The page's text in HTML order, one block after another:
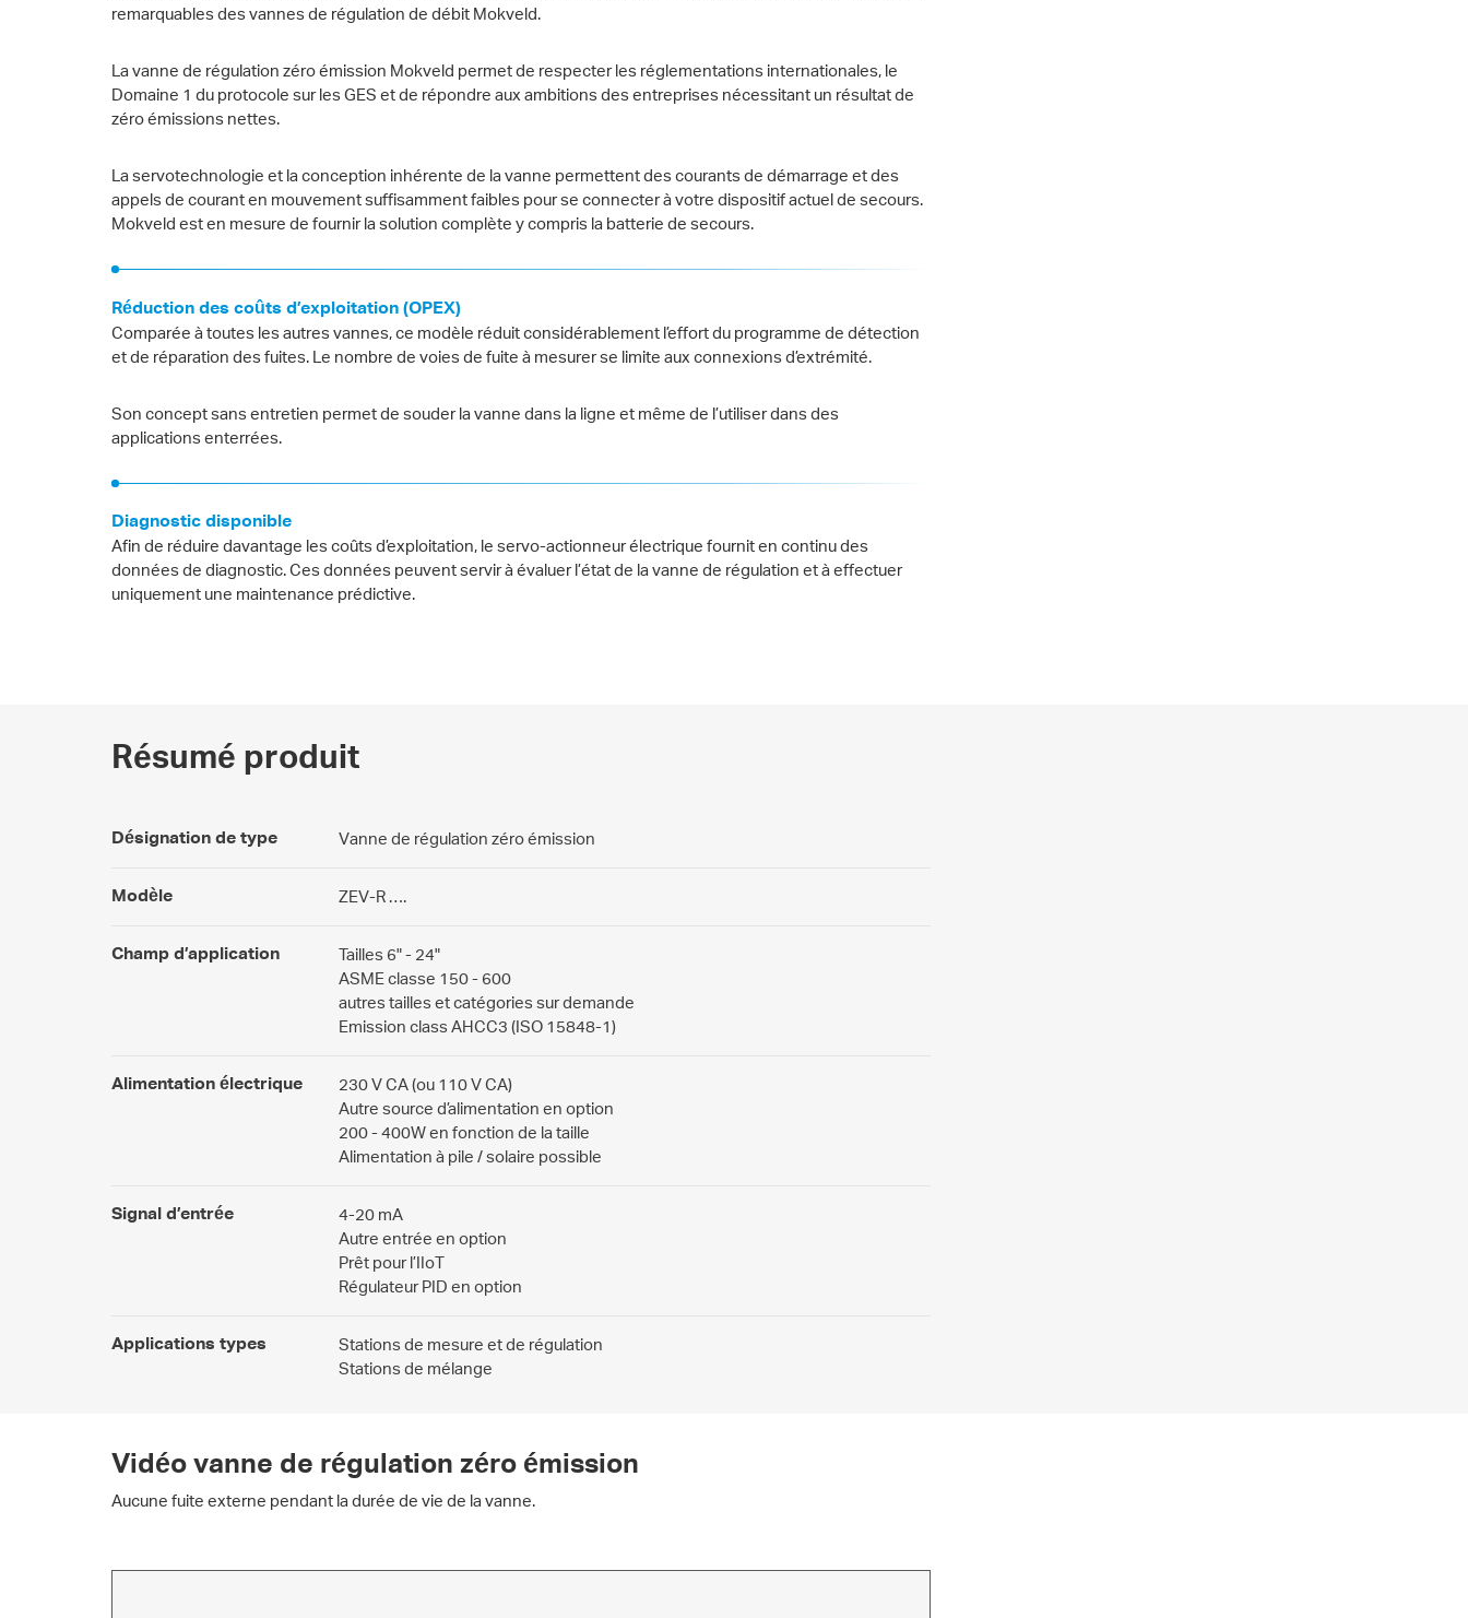
remarquables des vannes de régulation de débit Mokveld.
La vanne de régulation zéro émission Mokveld permet de respecter les réglementations internationales, le
Domaine 1 du protocole sur les GES et de répondre aux ambitions des entreprises nécessitant un résultat de
zéro émissions nettes.
La servotechnologie et la conception inhérente de la vanne permettent des courants de démarrage et des
appels de courant en mouvement suffisamment faibles pour se connecter à votre dispositif actuel de secours.
Mokveld est en mesure de fournir la solution complète y compris la batterie de secours.
Réduction des coûts d’exploitation (OPEX)
Comparée à toutes les autres vannes, ce modèle réduit considérablement l’effort du programme de détection
et de réparation des fuites. Le nombre de voies de fuite à mesurer se limite aux connexions d’extrémité.
Son concept sans entretien permet de souder la vanne dans la ligne et même de l’utiliser dans des
applications enterrées.
Diagnostic disponible
Afin de réduire davantage les coûts d’exploitation, le servo-actionneur électrique fournit en continu des
données de diagnostic. Ces données peuvent servir à évaluer l’état de la vanne de régulation et à effectuer
uniquement une maintenance prédictive.
Résumé produit
Désignation de type Vanne de régulation zéro émission
Modèle ZEV-R ….
Champ d’application
Tailles 6" - 24"
ASME classe 150 - 600
autres tailles et catégories sur demande
Emission class AHCC3 (ISO 15848-1)
Alimentation électrique
230 V CA (ou 110 V CA)
Autre source d’alimentation en option
200 - 400W en fonction de la taille
Alimentation à pile / solaire possible
Signal d’entrée
4-20 mA
Autre entrée en option
Prêt pour l’IIoT
Régulateur PID en option
Applications types
Stations de mesure et de régulation
Stations de mélange
Vidéo vanne de régulation zéro émission
Aucune fuite externe pendant la durée de vie de la vanne.